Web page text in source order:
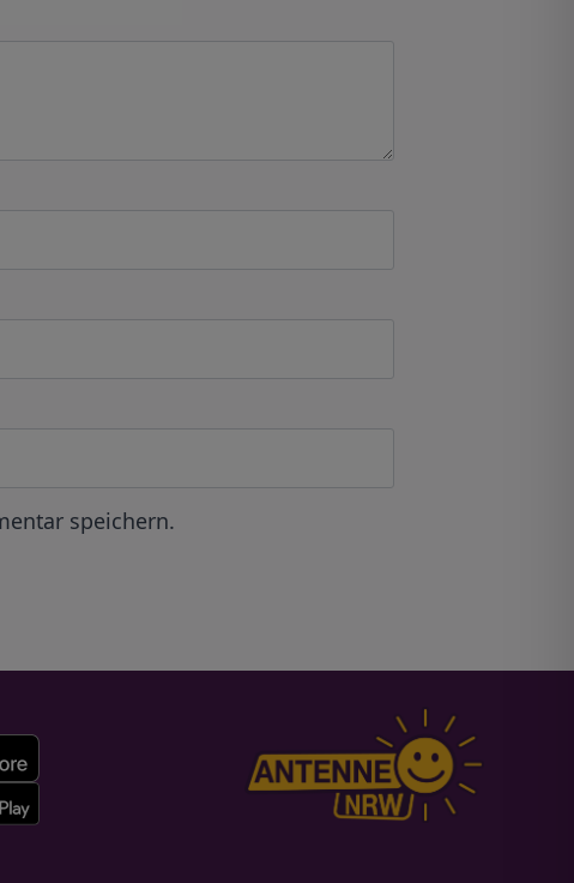
speichern.